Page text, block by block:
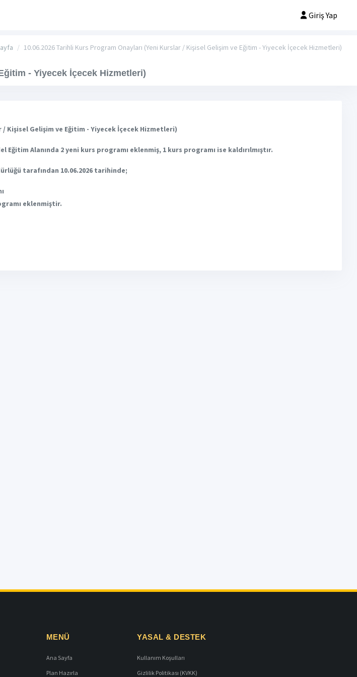
Giriş Yap
10.06.2026 Tarihli Kurs Program Onayları (Yeni Kurslar / Kişisel Gelişim ve Eğitim - Yiyecek İçecek Hizmetleri)
- Yiyecek İçecek Hizmetleri)
Kişisel Gelişim ve Eğitim - Yiyecek İçecek Hizmetleri)
el Eğitim Alanında 2 yeni kurs programı eklenmiş, 1 kurs programı ise kaldırılmıştır.
tarafından 10.06.2026 tarihinde;
eklenmiştir.
MENÜ
Ana Sayfa
Plan Hazırla
YASAL & DESTEK
Kullanım Koşulları
Gizlilik Politikası (KVKK)